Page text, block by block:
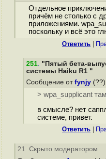
Отдельное
причём не столько с
приложениями.
поскольку и всё это
Ответить
251. "Пятый бета-
системы Haiku R1 "
Сообщение от fynjy
> wpa_supplicant
в смысле? нет
системе, привет.
Ответить
21. Скрыто модератором